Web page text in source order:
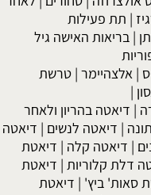
| תת פעילות
| בריאות האישה גיל
| אלצהיימר |טרשת
|
| דיאטה בהריון ולאחר
| דיאטה לנשים | דיאטה
| דיאטה קלה | דיאטת
דלת קלוריות | דיאטת
סאות' ביץ' | דיאטת